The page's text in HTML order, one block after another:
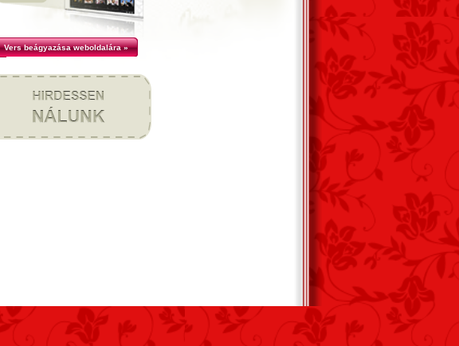
Vers beágyazása weboldalára »